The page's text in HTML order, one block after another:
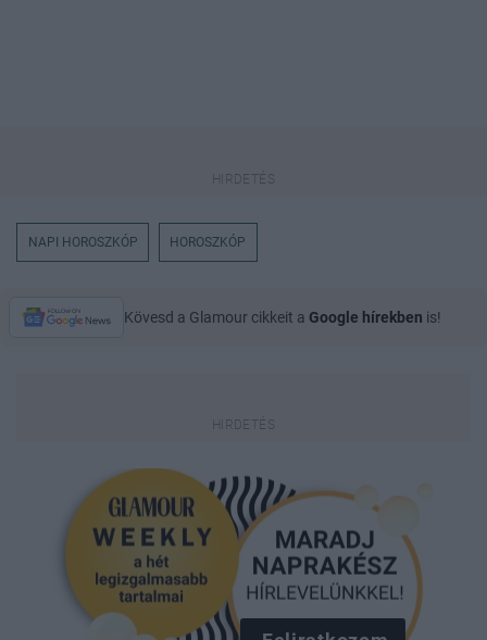
NAPI HOROSZKÓP HOROSZKÓP
Kövesd a Glamour cikkeit a Google hírekben is!